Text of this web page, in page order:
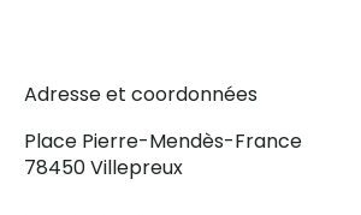
Adresse et coordonnées
Place Pierre-Mendès-France
78450 Villepreux